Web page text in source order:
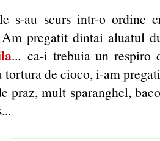
s-au scurs intr-o ordine
Am pregatit dintai aluatul
... ca-i trebuia un
tortura de cioco, i-am
praz, mult sparanghel,